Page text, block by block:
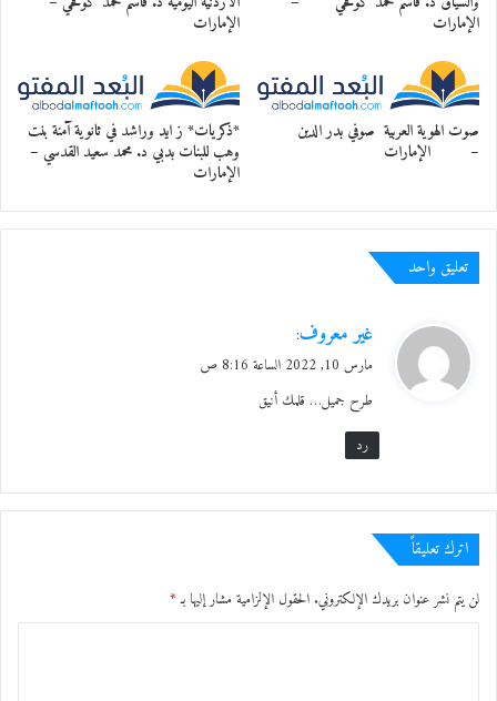
الإمارات الإمارات
صوت الهوية العربية صوفي بدر الدين
– الإمارات
*ذكريات* ز ايد وراشد في ثانوية آمنة بنت
وهب للبنات بدبي د. محمد سعيد القدسي –
الإمارات
تعليق واحد
ي
ل
غير معروف:
مارس 10, 2022 الساعة 8:16 ص
طرح جميل… قلمك أنيق
رد
اترك تعليقاً
لن يتم نشر عنوان بريدك الإلكتروني. الحقول الإلزامية مشار إليها بـ*